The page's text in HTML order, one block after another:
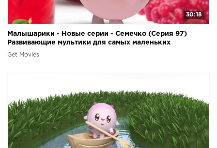
30:18
Малышарики - Новые серии - Семечко (Серия 97)
Развивающие мультики для самых маленьких
Get Movies